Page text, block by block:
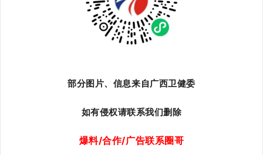
部分图片、信息来自广西卫健委
如有侵权请联系我们删除
爆料/合作/广告联系圈哥